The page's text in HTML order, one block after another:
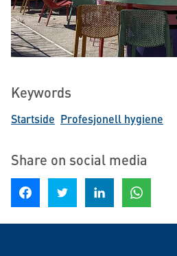
Keywords
Startside Profesjonell hygiene
Share on social media
Share on Facebook Share on Twitter Share on LinkedIn